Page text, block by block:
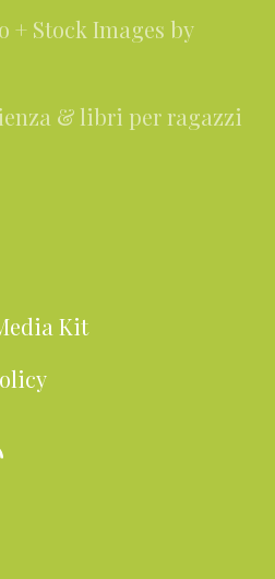
+ Stock Images by
& libri per ragazzi
Kit